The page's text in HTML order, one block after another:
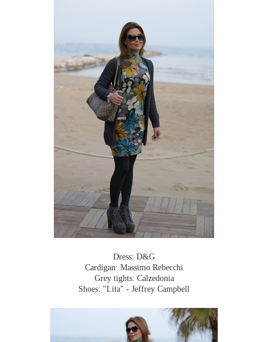
Dress: D&G
Cardigan: Massimo Rebecchi
Grey tights: Calzedonia
Shoes: "Lita" - Jeffrey Campbell